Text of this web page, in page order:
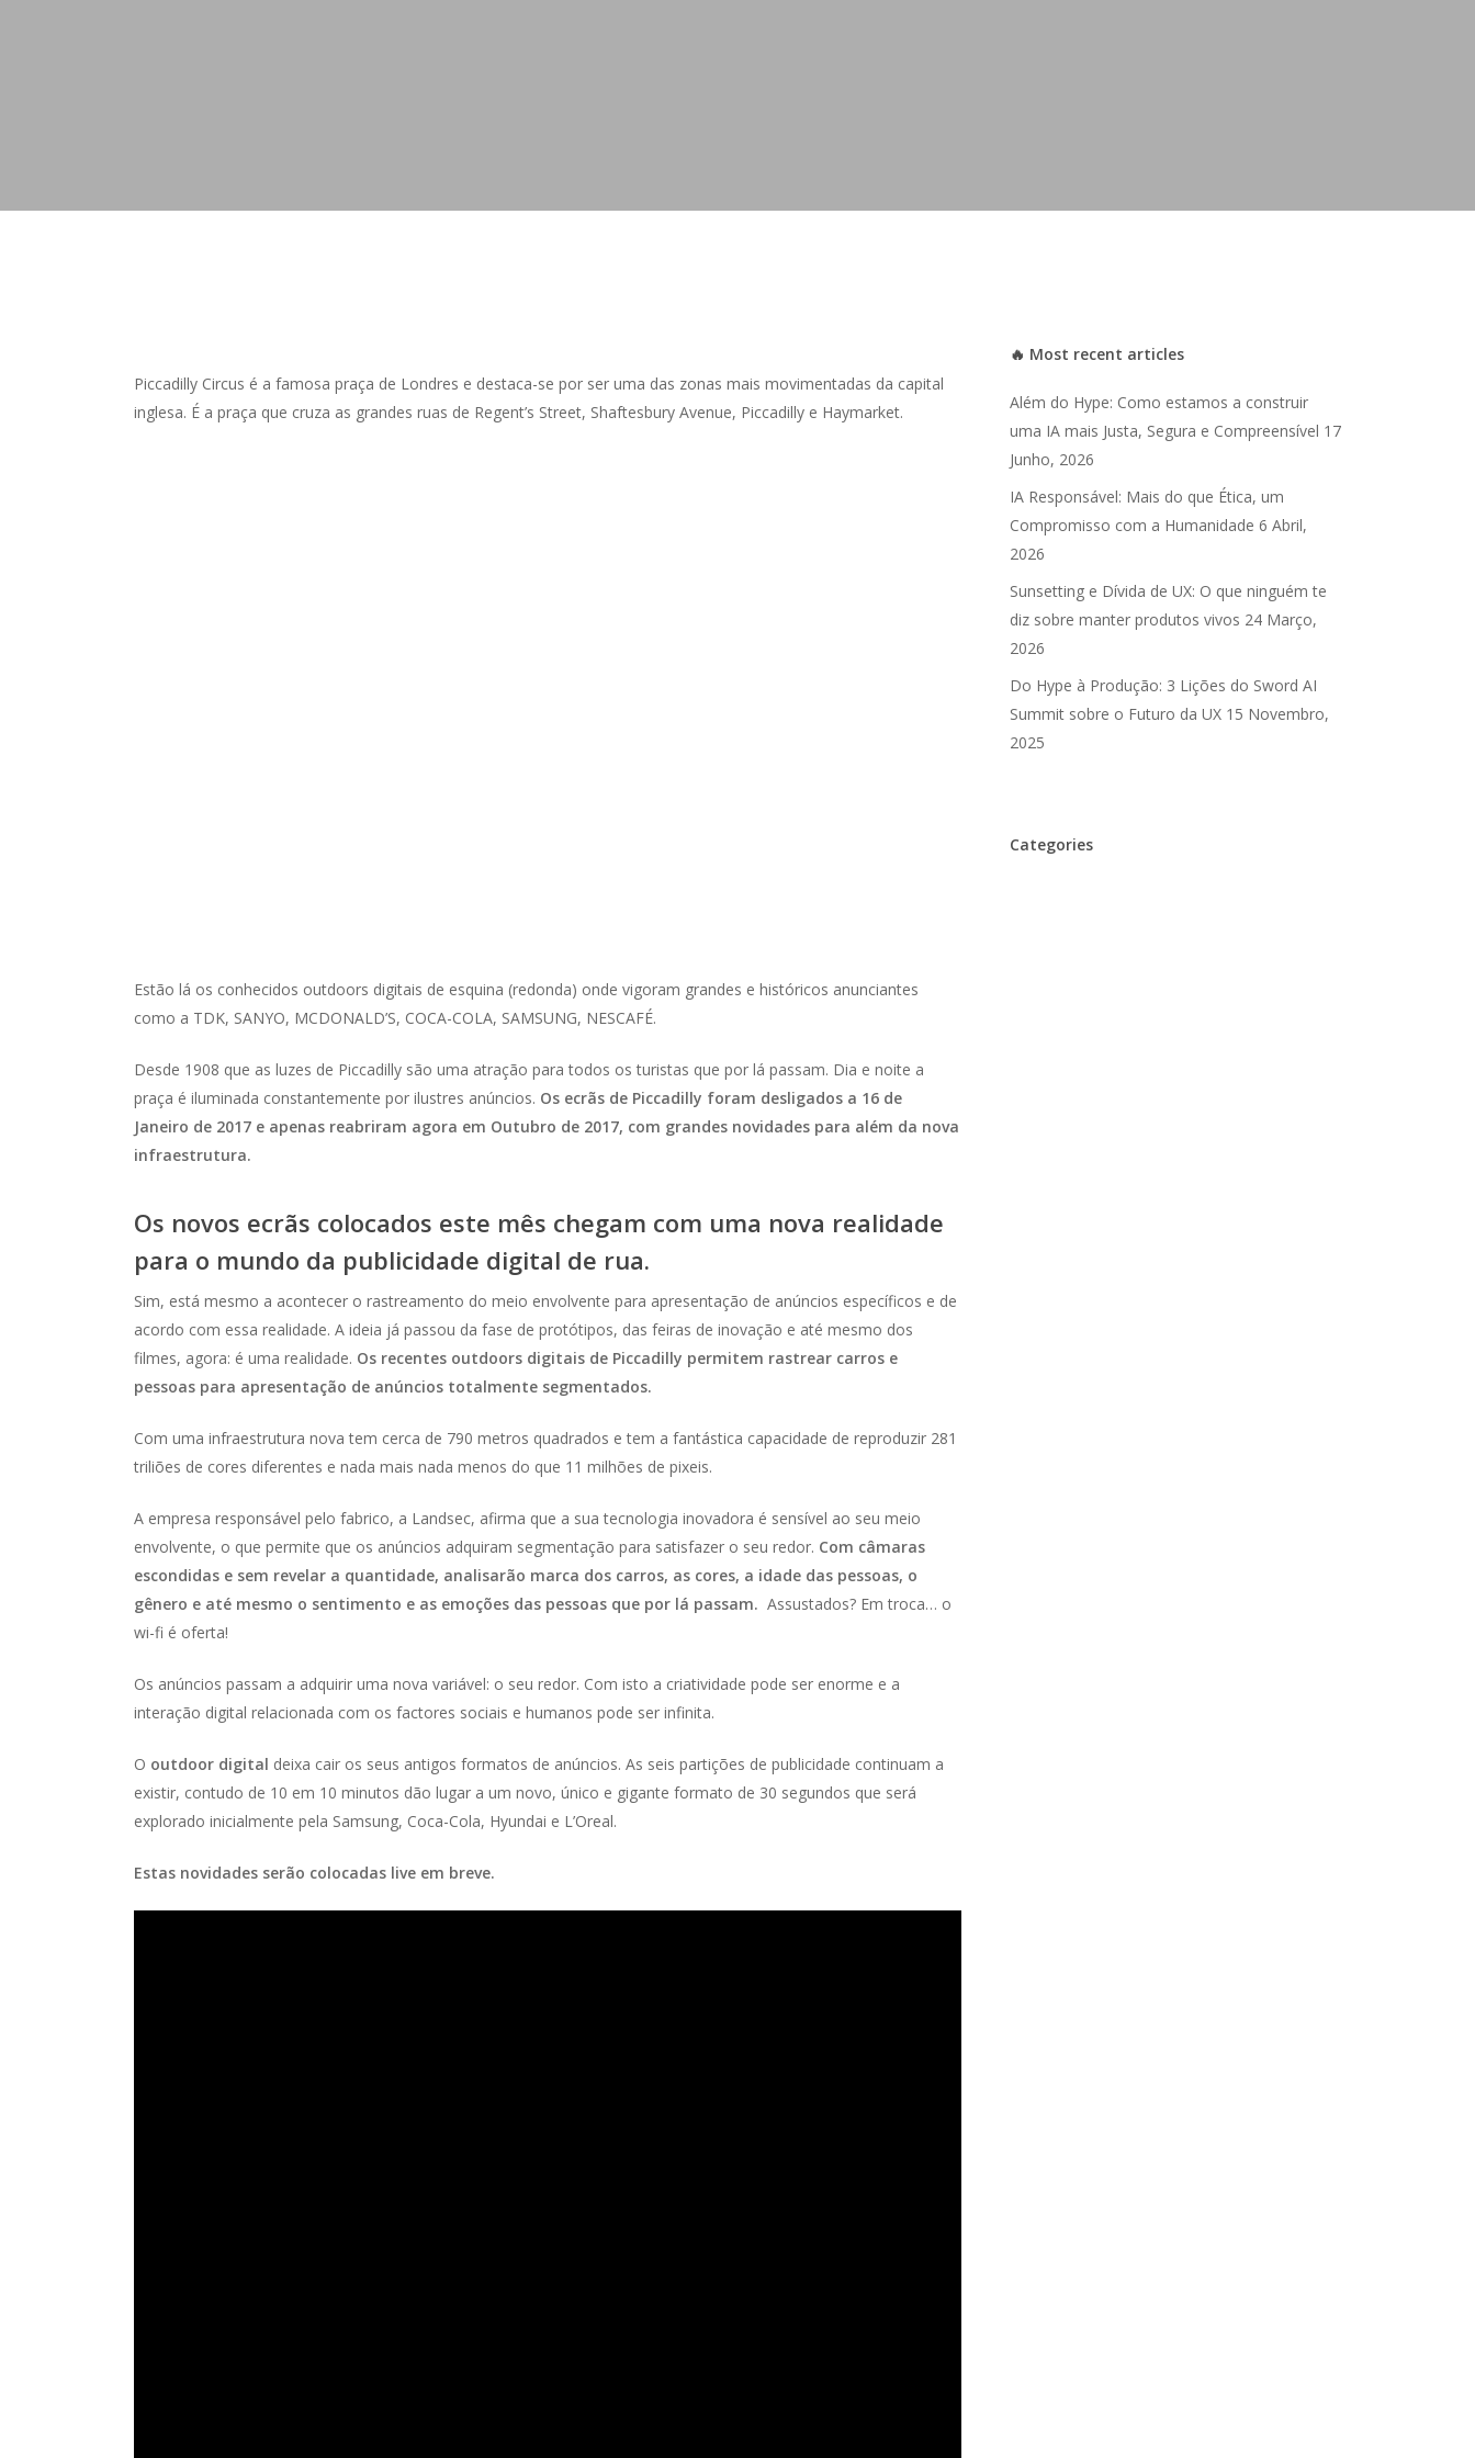
Piccadilly Circus é a famosa praça de Londres e destaca-se por ser uma das zonas mais movimentadas da capital
inglesa. É a praça que cruza as grandes ruas de Regent’s Street, Shaftesbury Avenue, Piccadilly e Haymarket.
Estão lá os conhecidos outdoors digitais de esquina (redonda) onde vigoram grandes e históricos anunciantes
como a TDK, SANYO, MCDONALD’S, COCA-COLA, SAMSUNG, NESCAFÉ.
Desde 1908 que as luzes de Piccadilly são uma atração para todos os turistas que por lá passam. Dia e noite a
praça é iluminada constantemente por ilustres anúncios. Os ecrãs de Piccadilly foram desligados a 16 de
Janeiro de 2017 e apenas reabriram agora em Outubro de 2017, com grandes novidades para além da nova
infraestrutura.
Os novos ecrãs colocados este mês chegam com uma nova realidade
para o mundo da publicidade digital de rua.
Sim, está mesmo a acontecer o rastreamento do meio envolvente para apresentação de anúncios específicos e de
acordo com essa realidade. A ideia já passou da fase de protótipos, das feiras de inovação e até mesmo dos
filmes, agora: é uma realidade. Os recentes outdoors digitais de Piccadilly permitem rastrear carros e
pessoas para apresentação de anúncios totalmente segmentados.
Com uma infraestrutura nova tem cerca de 790 metros quadrados e tem a fantástica capacidade de reproduzir 281
triliões de cores diferentes e nada mais nada menos do que 11 milhões de pixeis.
A empresa responsável pelo fabrico, a Landsec, afirma que a sua tecnologia inovadora é sensível ao seu meio
envolvente, o que permite que os anúncios adquiram segmentação para satisfazer o seu redor. Com câmaras
escondidas e sem revelar a quantidade, analisarão marca dos carros, as cores, a idade das pessoas, o
gênero e até mesmo o sentimento e as emoções das pessoas que por lá passam. Assustados? Em troca… o
wi-fi é oferta!
Os anúncios passam a adquirir uma nova variável: o seu redor. Com isto a criatividade pode ser enorme e a
interação digital relacionada com os factores sociais e humanos pode ser infinita.
O outdoor digital deixa cair os seus antigos formatos de anúncios. As seis partições de publicidade continuam a
existir, contudo de 10 em 10 minutos dão lugar a um novo, único e gigante formato de 30 segundos que será
explorado inicialmente pela Samsung, Coca-Cola, Hyundai e L’Oreal.
Estas novidades serão colocadas live em breve.
🔥 Most recent articles
Além do Hype: Como estamos a construir
uma IA mais Justa, Segura e Compreensível 17
Junho, 2026
IA Responsável: Mais do que Ética, um
Compromisso com a Humanidade 6 Abril,
2026
Sunsetting e Dívida de UX: O que ninguém te
diz sobre manter produtos vivos 24 Março,
2026
Do Hype à Produção: 3 Lições do Sword AI
Summit sobre o Futuro da UX 15 Novembro,
2025
Categories